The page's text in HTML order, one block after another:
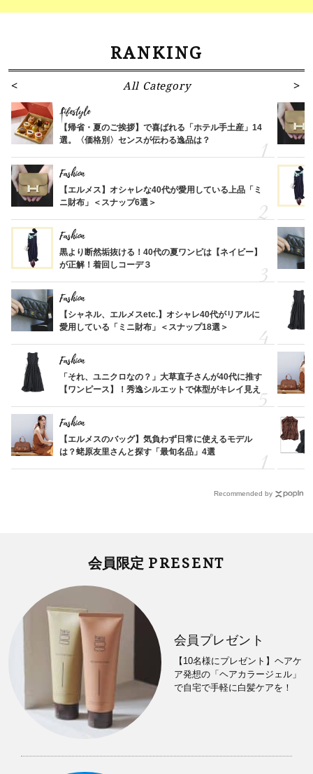
RANKING
All Category
Lifestyle
【帰省・夏のご挨拶】で喜ばれる「ホテル手土産」14
選。〈価格別〉センスが伝わる逸品は？
Fashion
【エルメス】オシャレな40代が愛用している上品「ミ
ニ財布」＜スナップ6選＞
Fashion
黒より断然垢抜ける！40代の夏ワンピは【ネイビー】
が正解！着回しコーデ３
Fashion
【シャネル、エルメスetc.】オシャレ40代がリアルに
愛用している「ミニ財布」＜スナップ18選＞
Fashion
「それ、ユニクロなの？」大草直子さんが40代に推す
【ワンピース】！秀逸シルエットで体型がキレイ見え
Fashion
【エルメスのバッグ】気負わず日常に使えるモデル
は？蛯原友里さんと探す「最旬名品」4選
Recommended by
会員限定 PRESENT
会員プレゼント
【10名様にプレゼント】ヘアケ
ア発想の「ヘアカラージェル」
で自宅で手軽に白髪ケアを！